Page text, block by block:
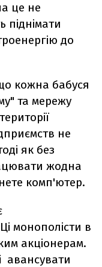
це не
до
кожна бабуся
та мережу
не
як без
жодна
комп'ютер.
монополісти в
акціонерам.
авансувати